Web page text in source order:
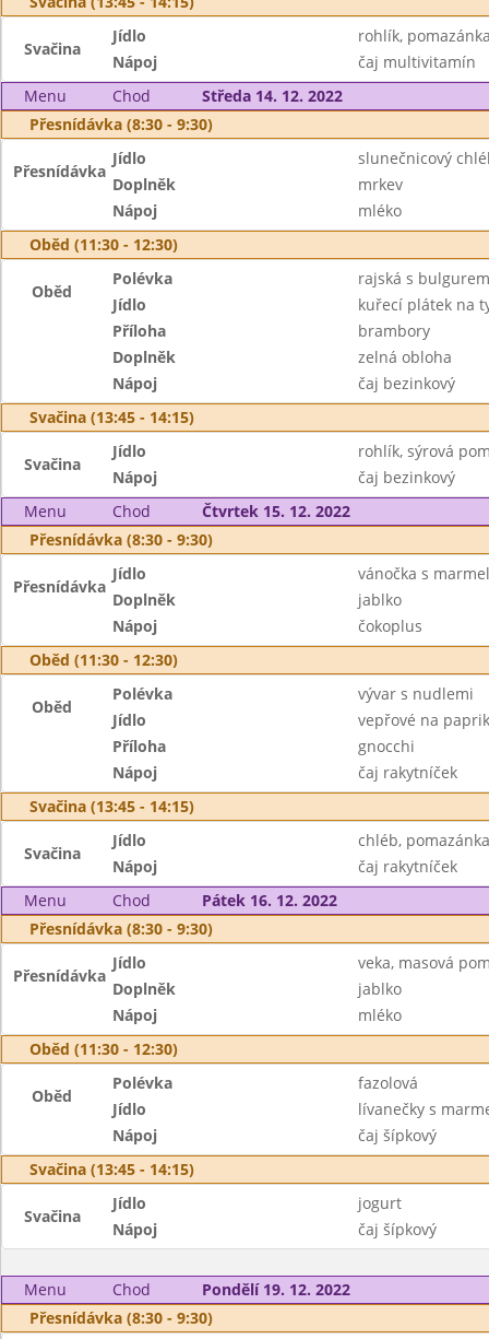
Svačina
Jídlo
rohlík,
Nápoj
čaj multivitamín
Menu
Chod
Středa 14. 12. 2022
Přesnídávka (8:30 - 9:30)
Přesnídávka
Jídlo
slunečnicový
Doplněk
mrkev
Nápoj
mléko
Oběd (11:30 - 12:30)
Oběd
Polévka
rajská s bulgurem
Jídlo
kuřecí plátek na
Příloha
brambory
Doplněk
zelná obloha
Nápoj
čaj bezinkový
Svačina (13:45 - 14:15)
Svačina
Jídlo
rohlík, sýrová
Nápoj
čaj bezinkový
Menu
Chod
Čtvrtek 15. 12. 2022
Přesnídávka (8:30 - 9:30)
Přesnídávka
Jídlo
vánočka s
Doplněk
jablko
Nápoj
čokoplus
Oběd (11:30 - 12:30)
Oběd
Polévka
vývar s nudlemi
Jídlo
vepřové na
Příloha
gnocchi
Nápoj
čaj rakytníček
Svačina (13:45 - 14:15)
Svačina
Jídlo
chléb,
Nápoj
čaj rakytníček
Menu
Chod
Pátek 16. 12. 2022
Přesnídávka (8:30 - 9:30)
Přesnídávka
Jídlo
veka, masová
Doplněk
jablko
Nápoj
mléko
Oběd (11:30 - 12:30)
Oběd
Polévka
fazolová
Jídlo
lívanečky s
Nápoj
čaj šípkový
Svačina (13:45 - 14:15)
Svačina
Jídlo
jogurt
Nápoj
čaj šípkový
Menu Chod
Pondělí 19. 12. 2022
Přesnídávka (8:30 - 9:30)